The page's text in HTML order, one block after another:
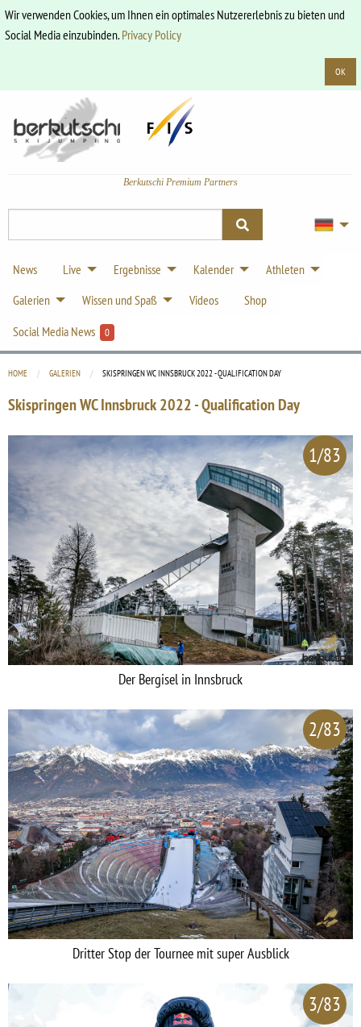
Wir verwenden Cookies, um Ihnen ein optimales Nutzererlebnis zu bieten und
Social Media einzubinden.Privacy Policy
OK
Berkutschi Premium Partners
News Live Ergebnisse Kalender
Athleten
Galerien
Wissen und Spaß Videos
Shop
Social Media News
0
HOME GALERIEN CURRENT:
SKISPRINGEN WC INNSBRUCK 2022 - QUALIFICATION DAY
Skispringen WC Innsbruck 2022 - Qualification Day
1/83
Der Bergisel in Innsbruck
2/83
Dritter Stop der Tournee mit super Ausblick
3/83